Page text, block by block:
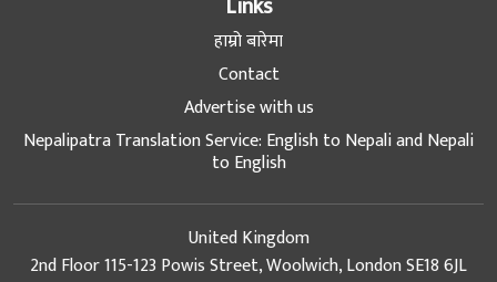
हाम्रो बारेमा
Contact
Advertise with us
Nepalipatra Translation Service: English to Nepali and Nepali
to English
United Kingdom
2nd Floor 115-123 Powis Street, Woolwich, London SE18 6JL